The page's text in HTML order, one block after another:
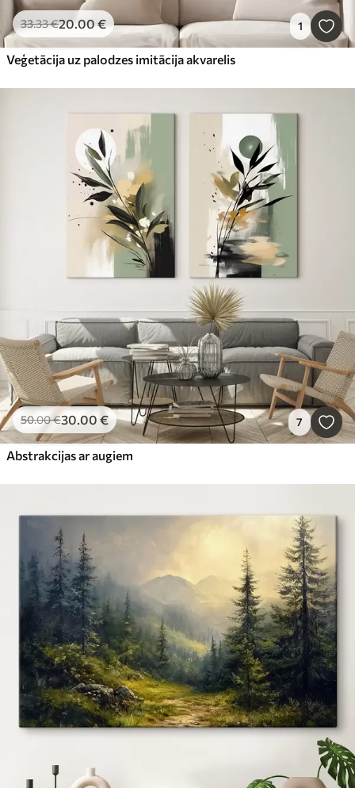
33.33€20.00€ 1
Veģetācija uz palodzes imitācija akvarelis
50.00€30.00 € 7
Abstrakcijas ar augiem